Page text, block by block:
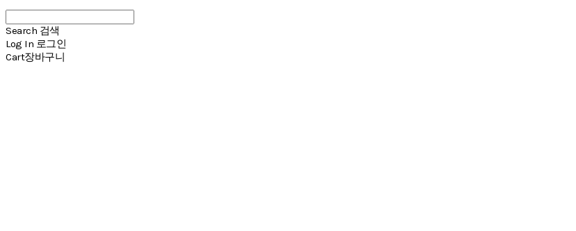
Search 검색
Log In 로그인
Cart장바구니